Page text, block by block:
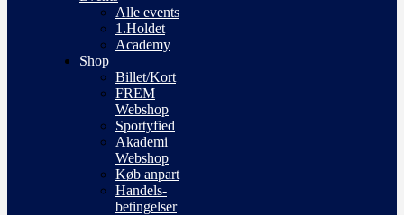
Alle events
1.Holdet
Academy
Shop
Billet/Kort
FREM
Webshop
Sportyfied
Akademi
Webshop
Køb anpart
Handels-
betingelser